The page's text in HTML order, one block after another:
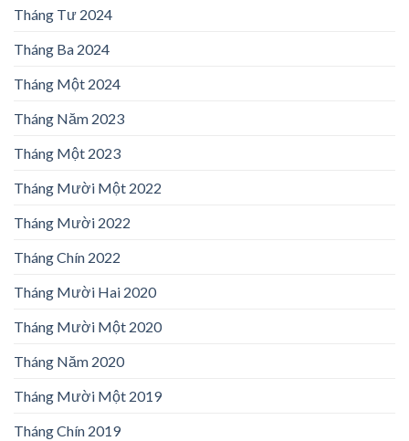
Tháng Tư 2024
Tháng Ba 2024
Tháng Một 2024
Tháng Năm 2023
Tháng Một 2023
Tháng Mười Một 2022
Tháng Mười 2022
Tháng Chín 2022
Tháng Mười Hai 2020
Tháng Mười Một 2020
Tháng Năm 2020
Tháng Mười Một 2019
Tháng Chín 2019